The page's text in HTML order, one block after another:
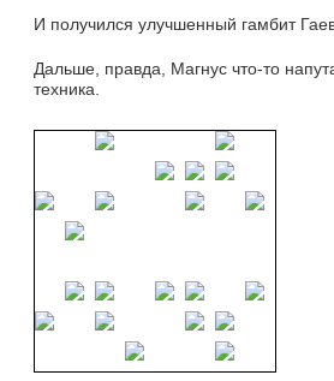
И получился улучшенный гамбит
Дальше, правда, Магнус что-то
техника.